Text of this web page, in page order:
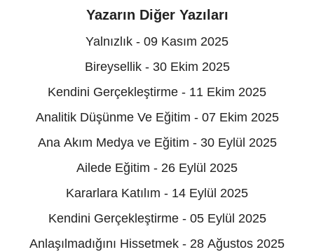
Yazarın Diğer Yazıları
Yalnızlık - 09 Kasım 2025
Bireysellik - 30 Ekim 2025
Kendini Gerçekleştirme - 11 Ekim 2025
Analitik Düşünme Ve Eğitim - 07 Ekim 2025
Ana Akım Medya ve Eğitim - 30 Eylül 2025
Ailede Eğitim - 26 Eylül 2025
Kararlara Katılım - 14 Eylül 2025
Kendini Gerçekleştirme - 05 Eylül 2025
Anlaşılmadığını Hissetmek - 28 Ağustos 2025